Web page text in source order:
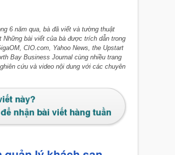
6 năm qua, bà đã viết và tường thuật
bài viết của bà được trích dẫn trong
CIO.com, Yahoo News, the Upstart
Bay Business Journal cùng nhiều trang
cứu và video nội dung với các chuyên